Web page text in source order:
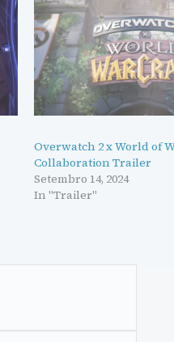
Overwatch 2 x World of
Collaboration Trailer
Setembro 14, 2024
In "Trailer"